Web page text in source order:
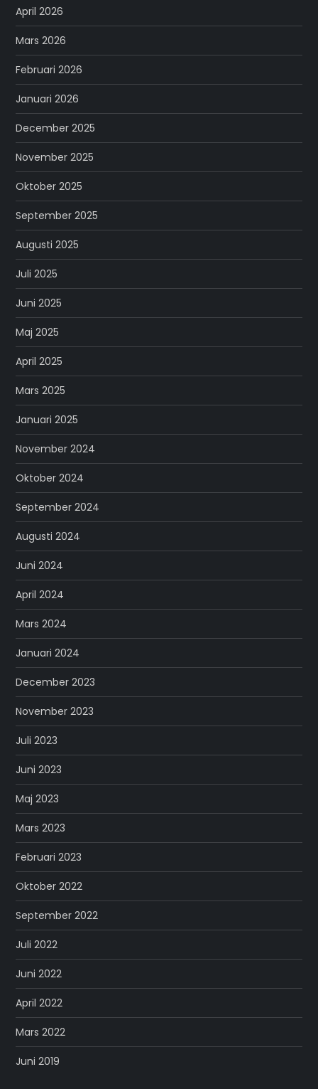
April 2026
Mars 2026
Februari 2026
Januari 2026
December 2025
November 2025
Oktober 2025
September 2025
Augusti 2025
Juli 2025
Juni 2025
Maj 2025
April 2025
Mars 2025
Januari 2025
November 2024
Oktober 2024
September 2024
Augusti 2024
Juni 2024
April 2024
Mars 2024
Januari 2024
December 2023
November 2023
Juli 2023
Juni 2023
Maj 2023
Mars 2023
Februari 2023
Oktober 2022
September 2022
Juli 2022
Juni 2022
April 2022
Mars 2022
Juni 2019